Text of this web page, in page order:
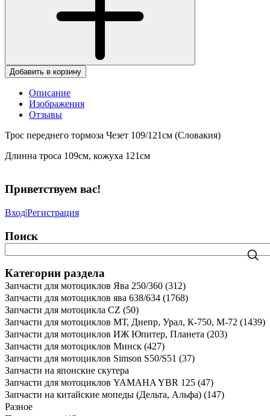
Добавить в корзину
Описание
Изображения
Отзывы
Трос переднего тормоза Чезет 109/121см (Словакия)
Длинна троса 109см, кожуха 121см
Приветствуем вас!
Вход|Регистрация
Поиск
Категории раздела
Запчасти для мотоциклов Ява 250/360 (312)
Запчасти для мотоциклов ява 638/634 (1768)
Запчасти для мотоцикла CZ (50)
Запчасти для мотоциклов МТ, Днепр, Урал, К-750, М-72 (1439)
Запчасти для мотоциклов ИЖ Юпитер, Планета (203)
Запчасти для мотоциклов Минск (427)
Запчасти для мотоциклов Simson S50/S51 (37)
Запчасти на японские скутера
Запчасти для мотоциклов YAMAHA YBR 125 (47)
Запчасти на китайские мопеды (Дельта, Альфа) (147)
Разное